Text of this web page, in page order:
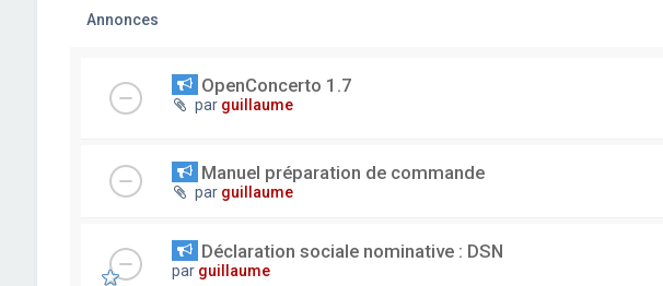
Annonces
OpenConcerto 1.7
par guillaume
Manuel préparation de commande
par guillaume
Déclaration sociale nominative : DSN
par guillaume